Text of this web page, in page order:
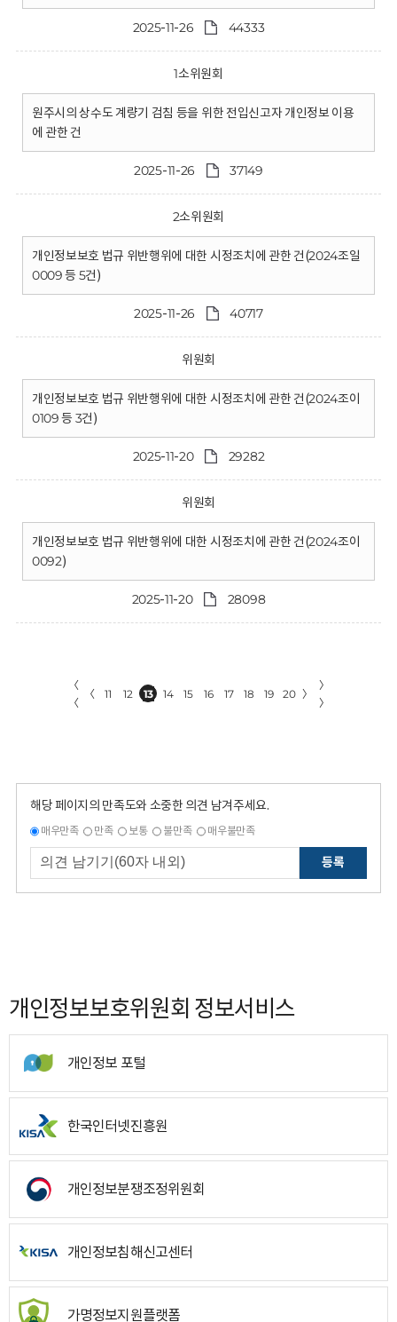
2025-11-26 44333
1소위원회
원주시의 상수도 계량기 검침 등을 위한 전입신고자 개인정보 이용
에 관한 건
2025-11-26 37149
2소위원회
개인정보보호 법규 위반행위에 대한 시정조치에 관한 건(2024조일
0009 등 5건)
2025-11-26 40717
위원회
개인정보보호 법규 위반행위에 대한 시정조치에 관한 건(2024조이
0109 등 3건)
2025-11-20 29282
위원회
개인정보보호 법규 위반행위에 대한 시정조치에 관한 건(2024조이
0092)
2025-11-20 28098
〈
〈
〈 11 12 13 14 15 16 17 18 19 20 〉
〉
〉
해당 페이지의 만족도와 소중한 의견 남겨주세요.
매우만족 만족 보통 불만족 매우불만족
등록
개인정보보호위원회 정보서비스
개인정보 포털
한국인터넷진흥원
개인정보분쟁조정위원회
개인정보침해신고센터
가명정보지원플랫폼